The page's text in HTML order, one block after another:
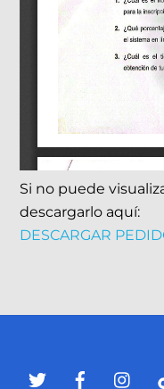
Si no puede
descargarlo aquí:
DESCARGAR